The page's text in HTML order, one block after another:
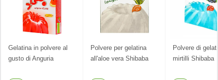
Gelatina in polvere al
gusto di Anguria
Polvere per gelatina
all'aloe vera Shibaba
Polvere di
mirtilli Shibaba